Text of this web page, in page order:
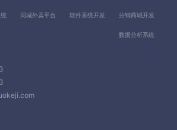
同城外卖平台 软件系统开发 分销商城开发
数据分析系统